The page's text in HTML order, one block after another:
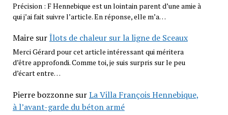
Précision : F Hennebique est un lointain parent d’une amie à
qui j’ai fait suivre l’article. En réponse, elle m’a…
MairesurÎlots de chaleur sur la ligne de Sceaux
Merci Gérard pour cet article intéressant qui méritera
d’être approfondi. Comme toi, je suis surpris sur le peu
d’écart entre…
Pierre bozzonnesurLa Villa François Hennebique,
à l’avant-garde du béton armé